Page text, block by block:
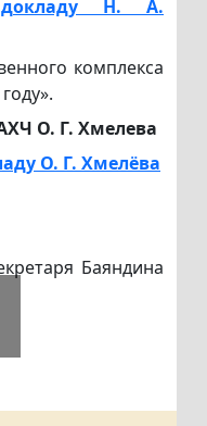
докладу Н. А.
комплекса
О. Г. Хмелева
О. Г. Хмелёва
Баяндина